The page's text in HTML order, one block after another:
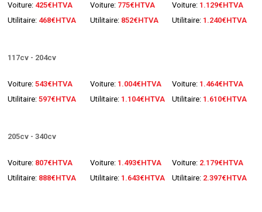
Voiture: 425€HTVA
Utilitaire: 468€HTVA
Voiture: 775€HTVA
Utilitaire: 852€HTVA
Voiture: 1.129€HTVA
Utilitaire: 1.240€HTVA
117cv - 204cv
Voiture: 543€HTVA
Utilitaire: 597€HTVA
Voiture: 1.004€HTVA
Utilitaire: 1.104€HTVA
Voiture: 1.464€HTVA
Utilitaire: 1.610€HTVA
205cv - 340cv
Voiture: 807€HTVA
Utilitaire: 888€HTVA
Voiture: 1.493€HTVA
Utilitaire: 1.643€HTVA
Voiture: 2.179€HTVA
Utilitaire: 2.397€HTVA